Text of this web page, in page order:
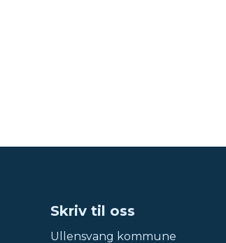
Skriv til oss
Ullensvang kommune